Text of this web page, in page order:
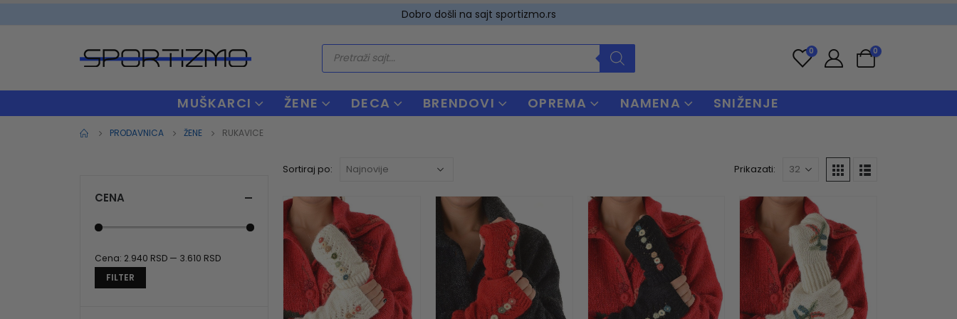
Dobro došli na sajt sportizmo.rs
Products
search
0 0
MUŠKARCI ŽENE DECA BRENDOVI OPREMA NAMENA SNIŽENJE
PRODAVNICA ŽENE RUKAVICE
Sortiraj po: Prikazati:
CENA
Minimalna
Maksimalna
FILTER
Cena: 2.940 RSD — 3.610 RSD